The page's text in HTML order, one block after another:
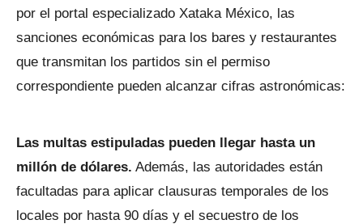
por el portal especializado Xataka México, las
sanciones económicas para los bares y restaurantes
que transmitan los partidos sin el permiso
correspondiente pueden alcanzar cifras astronómicas:
Las multas estipuladas pueden llegar hasta un
millón de dólares. Además, las autoridades están
facultadas para aplicar clausuras temporales de los
locales por hasta 90 días y el secuestro de los